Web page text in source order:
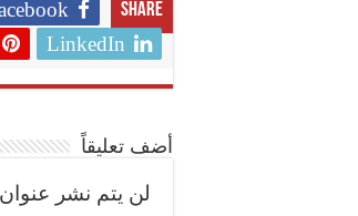
Share
LinkedIn
أضف تعليقاً
لن يتم نشر